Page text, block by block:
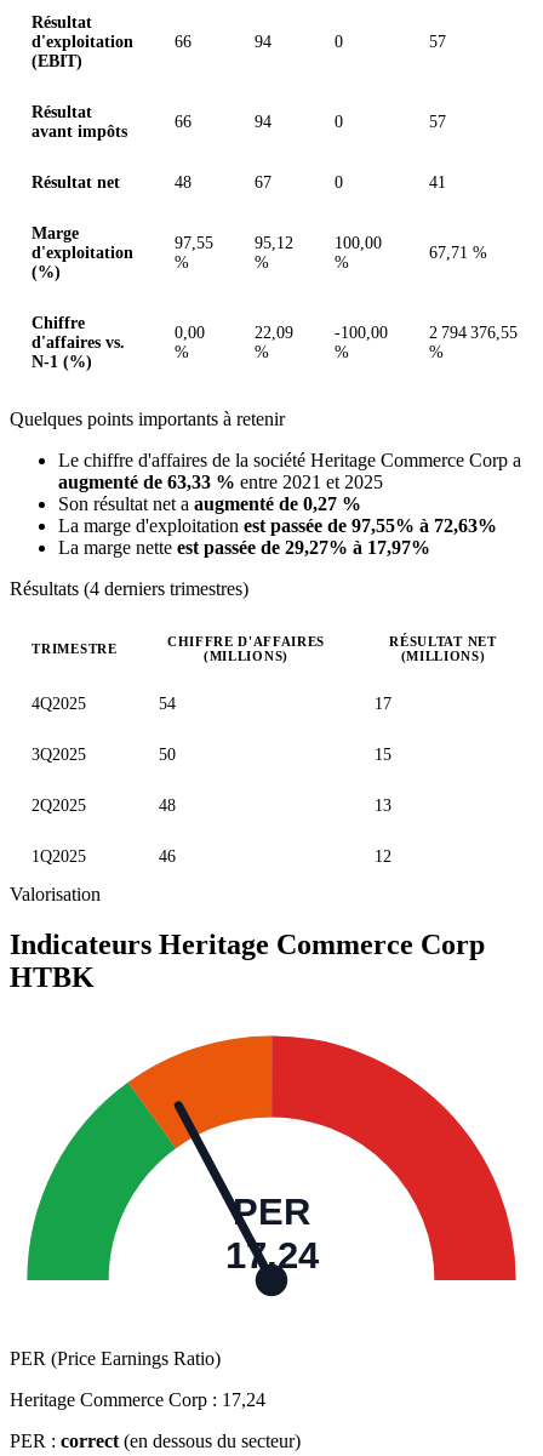
Résultat
d'exploitation
(EBIT)
66 94 0 57
Résultat
avant impôts
66 94 0 57
Résultat net 48 67 0 41
Marge
d'exploitation
(%)
97,55
%
95,12
%
100,00
%
67,71 %
Chiffre
d'affaires vs.
N-1 (%)
0,00
%
22,09
%
-100,00
%
2 794 376,55
%
Quelques points importants à retenir
Le chiffre d'affaires de la société Heritage Commerce Corp a
augmenté de 63,33 % entre 2021 et 2025
Son résultat net a augmenté de 0,27 %
La marge d'exploitation est passée de 97,55% à 72,63%
La marge nette est passée de 29,27% à 17,97%
Résultats (4 derniers trimestres)
TRIMESTRE
CHIFFRE D'AFFAIRES
(MILLIONS)
RÉSULTAT NET
(MILLIONS)
4Q2025 54 17
3Q2025 50 15
2Q2025 48 13
1Q2025 46 12
Valorisation
Indicateurs Heritage Commerce Corp
HTBK
PER
17,24
PER (Price Earnings Ratio)
Heritage Commerce Corp : 17,24
PER : correct (en dessous du secteur)